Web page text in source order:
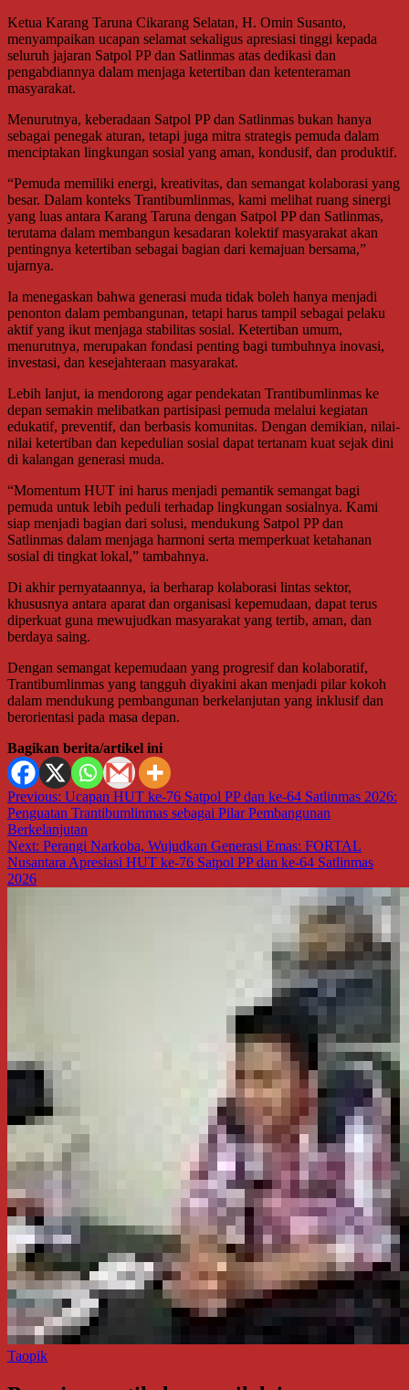
Ketua Karang Taruna Cikarang Selatan, H. Omin Susanto,
menyampaikan ucapan selamat sekaligus apresiasi tinggi kepada
seluruh jajaran Satpol PP dan Satlinmas atas dedikasi dan
pengabdiannya dalam menjaga ketertiban dan ketenteraman
masyarakat.
Menurutnya, keberadaan Satpol PP dan Satlinmas bukan hanya
sebagai penegak aturan, tetapi juga mitra strategis pemuda dalam
menciptakan lingkungan sosial yang aman, kondusif, dan produktif.
“Pemuda memiliki energi, kreativitas, dan semangat kolaborasi yang
besar. Dalam konteks Trantibumlinmas, kami melihat ruang sinergi
yang luas antara Karang Taruna dengan Satpol PP dan Satlinmas,
terutama dalam membangun kesadaran kolektif masyarakat akan
pentingnya ketertiban sebagai bagian dari kemajuan bersama,”
ujarnya.
Ia menegaskan bahwa generasi muda tidak boleh hanya menjadi
penonton dalam pembangunan, tetapi harus tampil sebagai pelaku
aktif yang ikut menjaga stabilitas sosial. Ketertiban umum,
menurutnya, merupakan fondasi penting bagi tumbuhnya inovasi,
investasi, dan kesejahteraan masyarakat.
Lebih lanjut, ia mendorong agar pendekatan Trantibumlinmas ke
depan semakin melibatkan partisipasi pemuda melalui kegiatan
edukatif, preventif, dan berbasis komunitas. Dengan demikian, nilai-
nilai ketertiban dan kepedulian sosial dapat tertanam kuat sejak dini
di kalangan generasi muda.
“Momentum HUT ini harus menjadi pemantik semangat bagi
pemuda untuk lebih peduli terhadap lingkungan sosialnya. Kami
siap menjadi bagian dari solusi, mendukung Satpol PP dan
Satlinmas dalam menjaga harmoni serta memperkuat ketahanan
sosial di tingkat lokal,” tambahnya.
Di akhir pernyataannya, ia berharap kolaborasi lintas sektor,
khususnya antara aparat dan organisasi kepemudaan, dapat terus
diperkuat guna mewujudkan masyarakat yang tertib, aman, dan
berdaya saing.
Dengan semangat kepemudaan yang progresif dan kolaboratif,
Trantibumlinmas yang tangguh diyakini akan menjadi pilar kokoh
dalam mendukung pembangunan berkelanjutan yang inklusif dan
berorientasi pada masa depan.
Bagikan berita/artikel ini
Navigasi
pos
Previous: Ucapan HUT ke-76 Satpol PP dan ke-64 Satlinmas 2026:
Penguatan Trantibumlinmas sebagai Pilar Pembangunan
Berkelanjutan
Next: Perangi Narkoba, Wujudkan Generasi Emas: FORTAL
Nusantara Apresiasi HUT ke-76 Satpol PP dan ke-64 Satlinmas
2026
Taopik